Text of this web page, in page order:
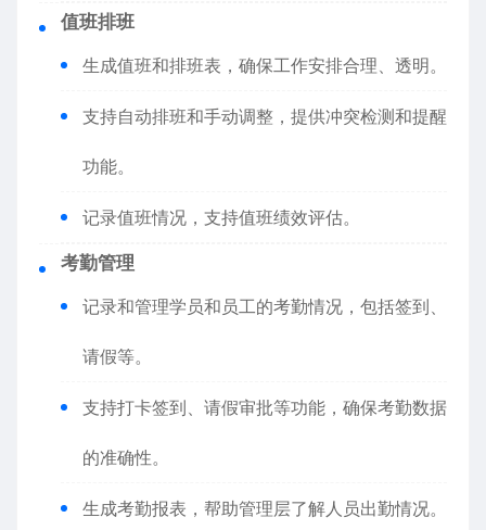
值班排班
生成值班和排班表，确保工作安排合理、透明。
支持自动排班和手动调整，提供冲突检测和提醒
功能。
记录值班情况，支持值班绩效评估。
考勤管理
记录和管理学员和员工的考勤情况，包括签到、
请假等。
支持打卡签到、请假审批等功能，确保考勤数据
的准确性。
生成考勤报表，帮助管理层了解人员出勤情况。